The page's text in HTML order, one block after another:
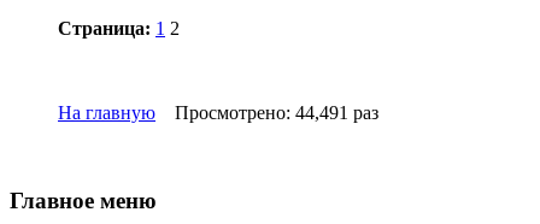
Страница: 1 2
На главную Просмотрено: 44,491 раз
Главное меню